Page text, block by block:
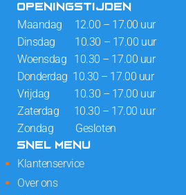
OPENINGSTIJDEN
Maandag 12.00 – 17.00 uur
Dinsdag 10.30 – 17.00 uur
Woensdag 10.30 – 17.00 uur
Donderdag 10.30 – 17.00 uur
Vrijdag 10.30 – 17.00 uur
Zaterdag 10.30 – 17.00 uur
Zondag Gesloten
SNEL MENU
Klantenservice
Over ons